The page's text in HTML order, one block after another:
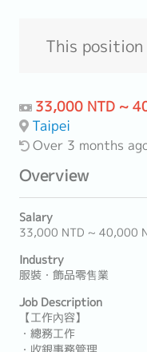
This
33,000 NTD ~
Taipei
Over 3 months
Overview
Salary
33,000 NTD ~ 40,000
Industry
服裝・飾品零售業
Job Description
【工作內容】
・總務工作